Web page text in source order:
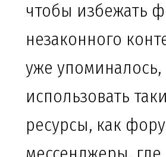
чтобы избежать
незаконного
уже
использовать
ресурсы, как